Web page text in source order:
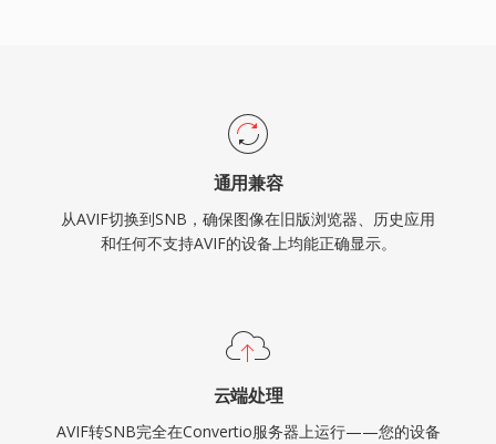
通用兼容
从AVIF切换到SNB，确保图像在旧版浏览器、历史应用
和任何不支持AVIF的设备上均能正确显示。
云端处理
AVIF转SNB完全在Convertio服务器上运行——您的设备